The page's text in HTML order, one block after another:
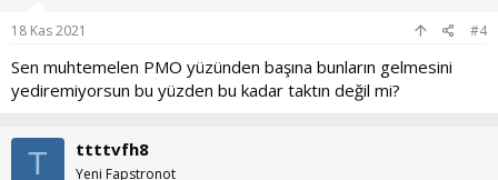
18 Kas 2021 #4
Sen muhtemelen PMO yüzünden başına bunların gelmesini
yediremiyorsun bu yüzden bu kadar taktın değil mi?
T ttttvfh8
Yeni Fapstronot